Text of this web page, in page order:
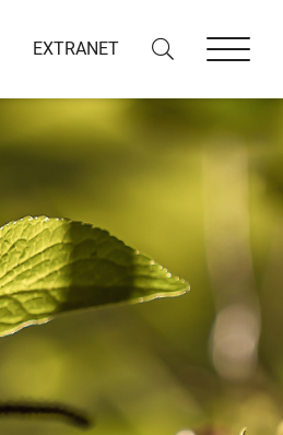
EXTRANET